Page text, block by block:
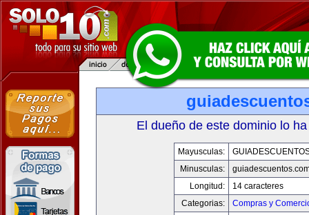
El dueño de este dominio lo
Mayusculas:
Minusculas:
Longitud:
14 caracteres
Categorias:
Compras y